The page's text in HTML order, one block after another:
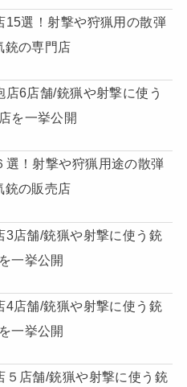
15選！射撃や狩猟用の散弾
銃の専門店
店6店舗/銃猟や射撃に使う
を一挙公開
選！射撃や狩猟用途の散弾
銃の販売店
3店舗/銃猟や射撃に使う銃
一挙公開
4店舗/銃猟や射撃に使う銃
一挙公開
５店舗/銃猟や射撃に使う銃